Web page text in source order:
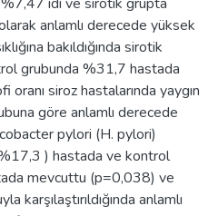
anlamlı derecede yüksek
bakıldığında sirotik
grubunda %31,7 hastada
siroz hastalarında yaygın
göre anlamlı derecede
pylori (H. pylori)
) hastada ve kontrol
mevcuttu (p=0,038) ve
karşılaştırıldığında anlamlı